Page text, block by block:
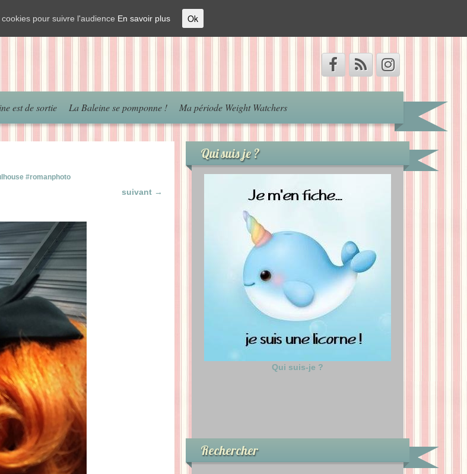
est de sortie La Baleine se pomponne ! Ma période Weight Watchers
#romanphoto
suivant →
Qui suis je ?
Qui suis-je ?
Rechercher
pour suivre l'audience En savoir plus Ok